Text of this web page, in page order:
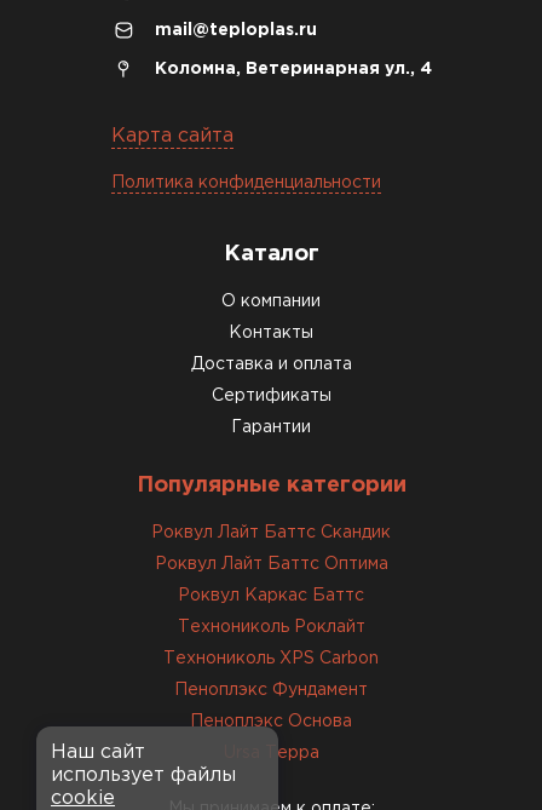
mail@teploplas.ru
Коломна, Ветеринарная ул., 4
Карта сайта
Политика конфиденциальности
Каталог
О компании
Контакты
Доставка и оплата
Сертификаты
Гарантии
Популярные категории
Роквул Лайт Баттс Скандик
Роквул Лайт Баттс Оптима
Роквул Каркас Баттс
Технониколь Роклайт
Технониколь XPS Carbon
Пеноплэкс Фундамент
Пеноплэкс Основа
Ursa Терра
Наш сайт
использует файлы
cookie